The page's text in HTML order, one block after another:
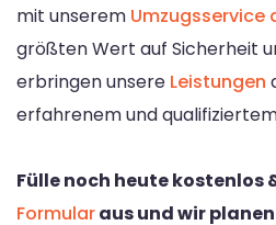
mit unserem Umzugsservice
größten Wert auf Sicherheit
erbringen unsere Leistungen
erfahrenem und
Fülle noch heute kostenlos
Formularaus und wir